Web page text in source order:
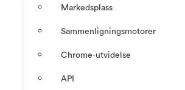
Markedsplass
Sammenligningsmotorer
Chrome-utvidelse
API